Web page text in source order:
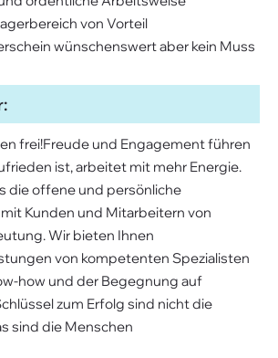
von Vorteil
wünschenswert aber kein Muss
frei!Freude und Engagement führen
ist, arbeitet mit mehr Energie.
die offene und persönliche
Kunden und Mitarbeitern von
Wir bieten Ihnen
von kompetenten Spezialisten
how und der Begegnung auf
zum Erfolg sind nicht die
sind die Menschen